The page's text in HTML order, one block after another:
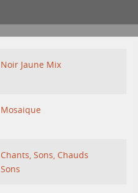
Noir Jaune Mix
Mosaique
Chants, Sons, Chauds
Sons